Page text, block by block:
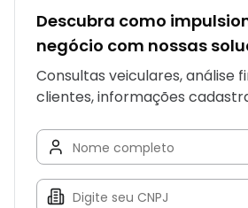
Descubra como
negócio com nossas
Consultas veiculares, análise
clientes, informações